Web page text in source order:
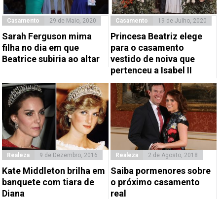
Casamento 29 de Maio, 2020
Sarah Ferguson mima
filha no dia em que
Beatrice subiria ao altar
Casamento 19 de Julho, 2020
Princesa Beatriz elege
para o casamento
vestido de noiva que
pertenceu a Isabel II
Realeza 9 de Dezembro, 2016
Kate Middleton brilha em
banquete com tiara de
Diana
Realeza 2 de Agosto, 2018
Saiba pormenores sobre
o próximo casamento
real